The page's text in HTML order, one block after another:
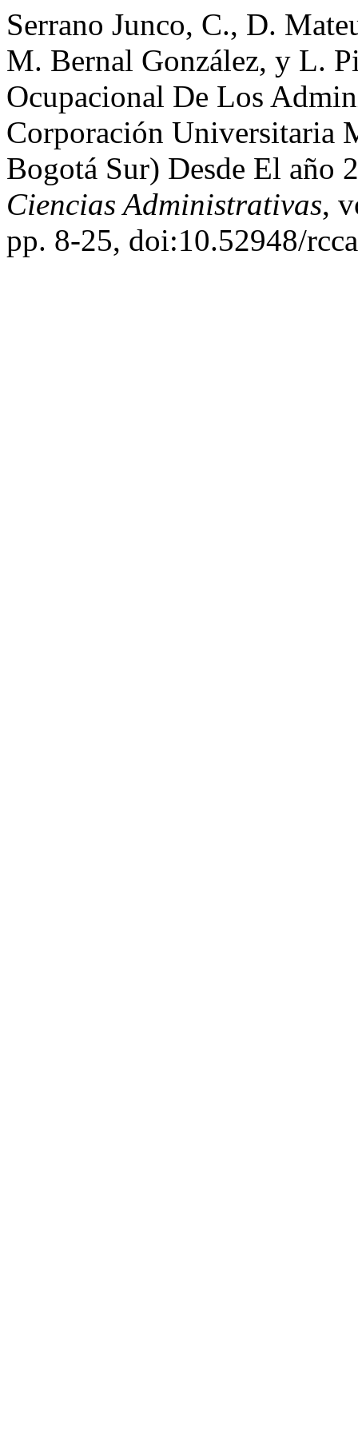
Serrano Junco, C., D.
M. Bernal González, y L.
Ocupacional De Los
Corporación Universitaria
Bogotá Sur) Desde El año
Ciencias Administrativas,
pp. 8-25, doi:10.52948/